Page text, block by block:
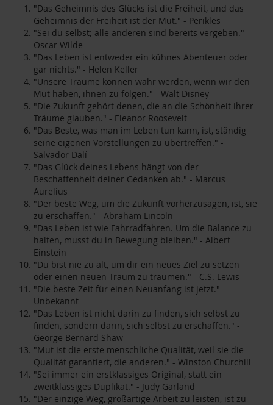
"Das Geheimnis des Glücks ist die Freiheit, und das
Geheimnis der Freiheit ist der Mut." - Perikles
"Sei du selbst; alle anderen sind bereits vergeben." -
Oscar Wilde
"Das Leben ist entweder ein kühnes Abenteuer oder
gar nichts." - Helen Keller
"Unsere Träume können wahr werden, wenn wir den
Mut haben, ihnen zu folgen." - Walt Disney
"Die Zukunft gehört denen, die an die Schönheit ihrer
Träume glauben." - Eleanor Roosevelt
"Das Beste, was man im Leben tun kann, ist, ständig
seine eigenen Vorstellungen zu übertreffen." -
Salvador Dalí
"Das Glück deines Lebens hängt von der
Beschaffenheit deiner Gedanken ab." - Marcus
Aurelius
"Der beste Weg, um die Zukunft vorherzusagen, ist, sie
zu erschaffen." - Abraham Lincoln
"Das Leben ist wie Fahrradfahren. Um die Balance zu
halten, musst du in Bewegung bleiben." - Albert
Einstein
"Du bist nie zu alt, um dir ein neues Ziel zu setzen
oder einen neuen Traum zu träumen." - C.S. Lewis
"Die beste Zeit für einen Neuanfang ist jetzt." -
Unbekannt
"Das Leben ist nicht darin zu finden, sich selbst zu
finden, sondern darin, sich selbst zu erschaffen." -
George Bernard Shaw
"Mut ist die erste menschliche Qualität, weil sie die
Qualität garantiert, die anderen." - Winston Churchill
"Sei immer ein erstklassiges Original, statt ein
zweitklassiges Duplikat." - Judy Garland
"Der einzige Weg, großartige Arbeit zu leisten, ist zu